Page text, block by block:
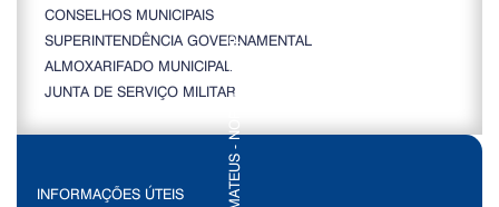
CONSELHOS MUNICIPAIS
SUPERINTENDÊNCIA GOVERNAMENTAL
ALMOXARIFADO MUNICIPAL
JUNTA DE SERVIÇO MILITAR
INFORMAÇÕES ÚTEIS